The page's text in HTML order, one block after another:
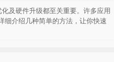
及硬件升级都至关重要。许多应用
细介绍几种简单的方法，让你快速